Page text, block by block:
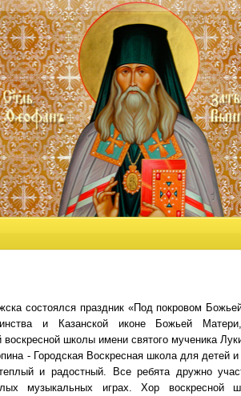
состоялся праздник «Под покровом
и Казанской иконе Божьей
воскресной школы имени святого мученика
- Городская Воскресная школа для детей и
и радостный. Все ребята дружно
музыкальных играх. Хор воскресной